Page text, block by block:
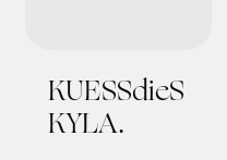
KUESSdieS
KYLA